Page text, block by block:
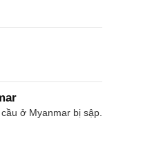
ở Myanmar bị sập.